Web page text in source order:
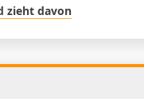
zieht davon